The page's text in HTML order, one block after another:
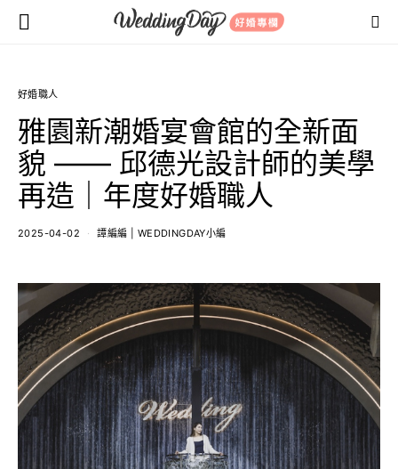
好婚職人
雅園新潮婚宴會館的全新面
貌 —— 邱德光設計師的美學
再造｜年度好婚職人
2025-04-02 譚編編 | WEDDINGDAY小編